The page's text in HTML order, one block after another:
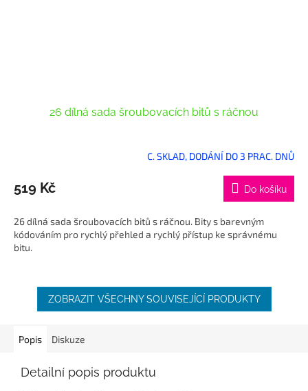
26 dílná sada šroubovacích bitů s ráčnou
C. SKLAD, DODÁNÍ DO 3 PRAC. DNŮ
519 Kč Do košíku
26 dílná sada šroubovacích bitů s ráčnou. Bity s barevným
kódováním pro rychlý přehled a rychlý přístup ke správnému
bitu.
ZOBRAZIT VŠECHNY SOUVISEJÍCÍ PRODUKTY
Popis Diskuze
Detailní popis produktu